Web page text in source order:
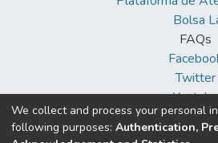
Bolsa
FAQs
Twitter
Youtube
We collect and process your personal
following purposes: Authentication,